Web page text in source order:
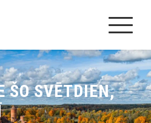
ŠO SVĒTDIEN,